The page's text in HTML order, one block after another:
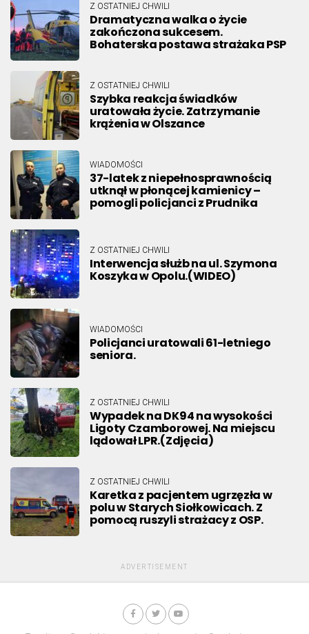
Z OSTATNIEJ CHWILI
Dramatyczna walka o życie
zakończona sukcesem.
Bohaterska postawa strażaka PSP
Z OSTATNIEJ CHWILI
Szybka reakcja świadków
uratowała życie. Zatrzymanie
krążenia w Olszance
WIADOMOŚCI
37-latek z niepełnosprawnością
utknął w płonącej kamienicy –
pomogli policjanci z Prudnika
Z OSTATNIEJ CHWILI
Interwencja służb na ul. Szymona
Koszyka w Opolu.(WIDEO)
WIADOMOŚCI
Policjanci uratowali 61-letniego
seniora.
Z OSTATNIEJ CHWILI
Wypadek na DK94 na wysokości
Ligoty Czamborowej. Na miejscu
lądował LPR.(Zdjęcia)
Z OSTATNIEJ CHWILI
Karetka z pacjentem ugrzęzła w
polu w Starych Siołkowicach. Z
pomocą ruszyli strażacy z OSP.
ADVERTISEMENT